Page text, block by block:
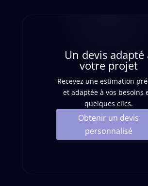
Un devis adapté
votre projet
Recevez une estimation
et adaptée à vos besoins
quelques clics.
Obtenir un devis
personnalisé